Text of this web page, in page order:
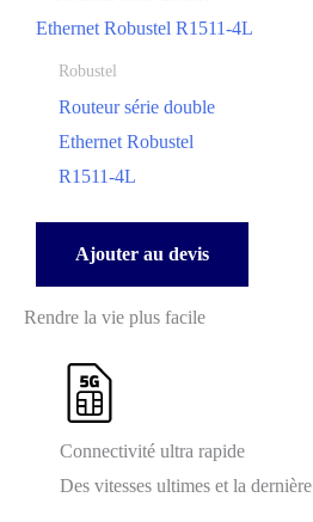
Robustel
Routeur série double
Ethernet Robustel
R1511-4L
Ajouter au devis
Rendre la vie plus facile
Connectivité ultra rapide
Des vitesses ultimes et la